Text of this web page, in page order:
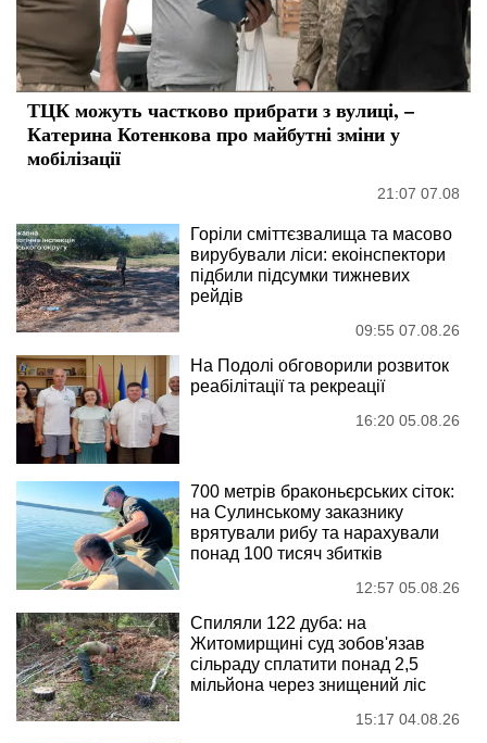
ТЦК можуть частково прибрати з вулиці, –
Катерина Котенкова про майбутні зміни у
мобілізації
21:07 07.08
Горіли сміттєзвалища та масово
вирубували ліси: екоінспектори
підбили підсумки тижневих
рейдів
09:55 07.08.26
На Подолі обговорили розвиток
реабілітації та рекреації
16:20 05.08.26
700 метрів браконьєрських сіток:
на Сулинському заказнику
врятували рибу та нарахували
понад 100 тисяч збитків
12:57 05.08.26
Спиляли 122 дуба: на
Житомирщині суд зобов'язав
сільраду сплатити понад 2,5
мільйона через знищений ліс
15:17 04.08.26